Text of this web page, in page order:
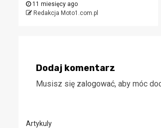
11 miesięcy ago
Redakcja Moto1.com.pl
Dodaj komentarz
Musisz się zalogować, aby móc
Artykuly